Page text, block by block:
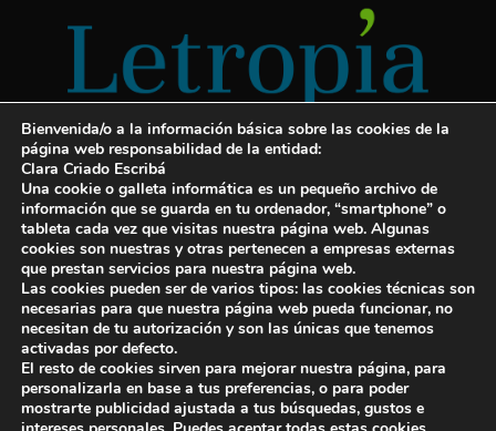
Servicios para escritores
¡Letropía te ayuda con tu libro!
Autopublicar un libro
Cuanto cuesta publicar un libro
Cómo escribir un libro y publicarlo
Bienvenida/o a la información básica sobre las cookies de la
página web responsabilidad de la entidad:
Clara Criado Escribá
Una cookie o galleta informática es un pequeño archivo de
información que se guarda en tu ordenador, “smartphone” o
tableta cada vez que visitas nuestra página web. Algunas
cookies son nuestras y otras pertenecen a empresas externas
que prestan servicios para nuestra página web.
Las cookies pueden ser de varios tipos: las cookies técnicas son
necesarias para que nuestra página web pueda funcionar, no
necesitan de tu autorización y son las únicas que tenemos
activadas por defecto.
El resto de cookies sirven para mejorar nuestra página, para
personalizarla en base a tus preferencias, o para poder
mostrarte publicidad ajustada a tus búsquedas, gustos e